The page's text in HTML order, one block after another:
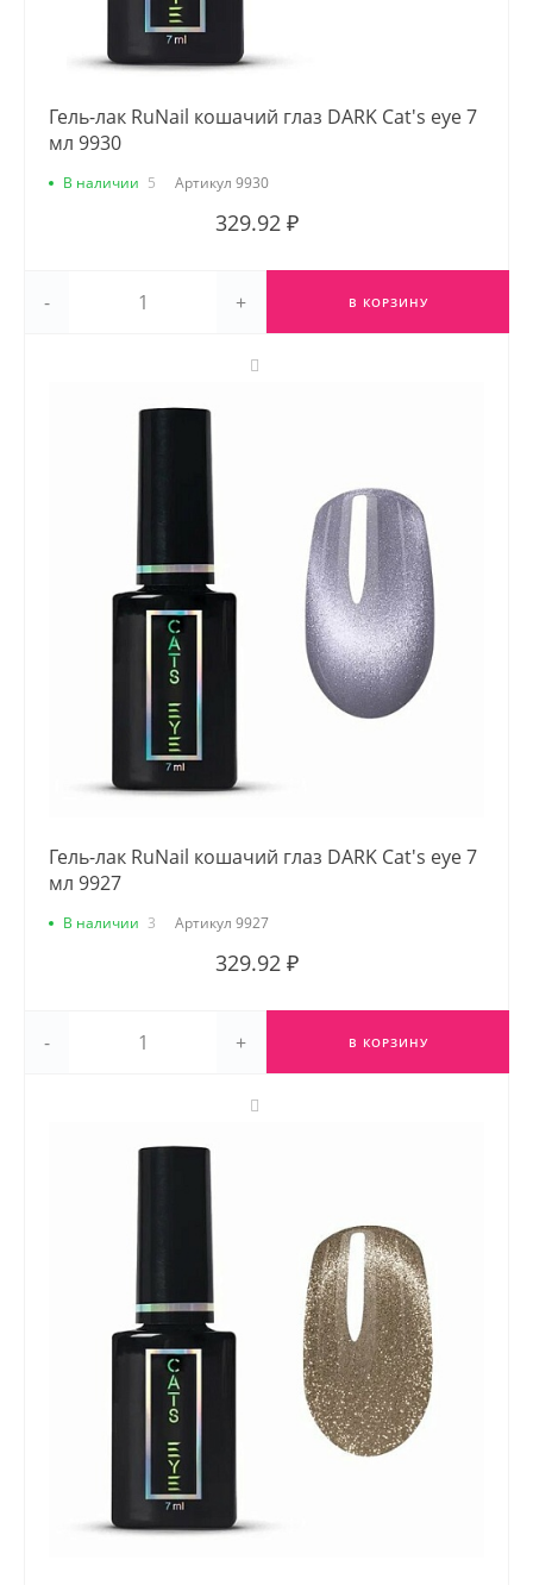
Гель-лак RuNail кошачий глаз DARK Cat's eye 7
мл 9930
В наличии 5 Артикул 9930
329.92 ₽
- + В КОРЗИНУ
Гель-лак RuNail кошачий глаз DARK Cat's eye 7
мл 9927
В наличии 3 Артикул 9927
329.92 ₽
- + В КОРЗИНУ